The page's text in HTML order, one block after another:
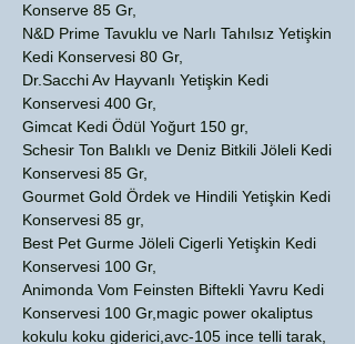
Konserve 85 Gr,
N&D Prime Tavuklu ve Narlı Tahılsız Yetişkin
Kedi Konservesi 80 Gr,
Dr.Sacchi Av Hayvanlı Yetişkin Kedi
Konservesi 400 Gr,
Gimcat Kedi Ödül Yoğurt 150 gr,
Schesir Ton Balıklı ve Deniz Bitkili Jöleli Kedi
Konservesi 85 Gr,
Gourmet Gold Ördek ve Hindili Yetişkin Kedi
Konservesi 85 gr,
Best Pet Gurme Jöleli Cigerli Yetişkin Kedi
Konservesi 100 Gr,
Animonda Vom Feinsten Biftekli Yavru Kedi
Konservesi 100 Gr,magic power okaliptus
kokulu koku giderici,avc-105 ince telli tarak,